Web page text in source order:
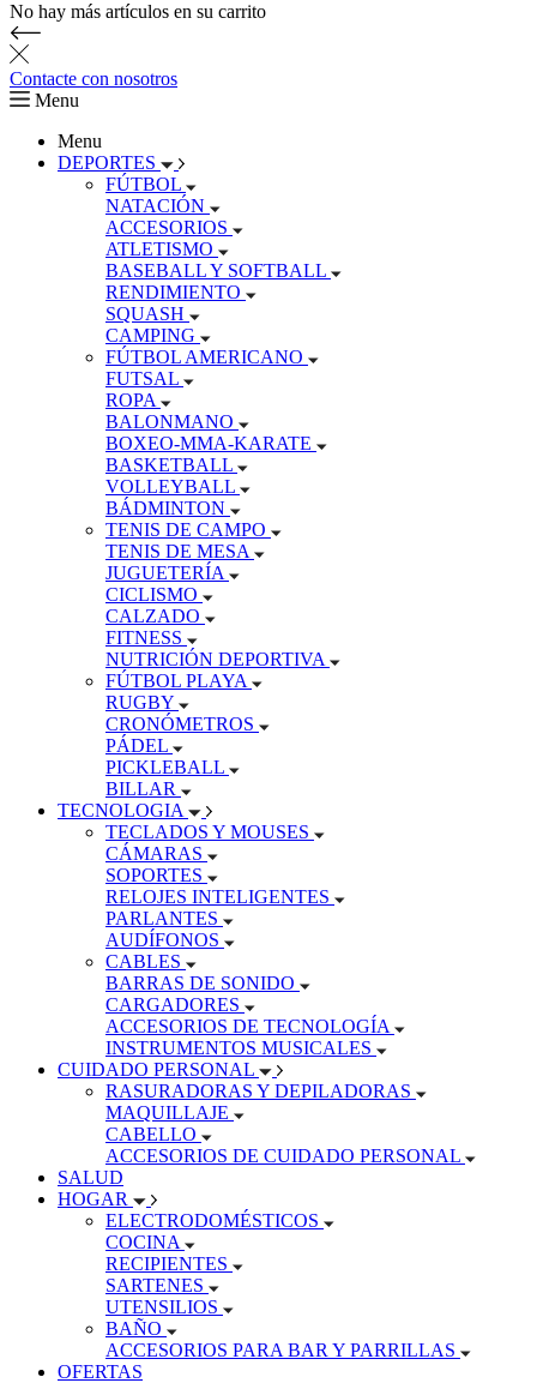
No hay más artículos en su carrito
Contacte con nosotros
Menu
Menu
DEPORTES
FÚTBOL
NATACIÓN
ACCESORIOS
ATLETISMO
BASEBALL Y SOFTBALL
RENDIMIENTO
SQUASH
CAMPING
FÚTBOL AMERICANO
FUTSAL
ROPA
BALONMANO
BOXEO-MMA-KARATE
BASKETBALL
VOLLEYBALL
BÁDMINTON
TENIS DE CAMPO
TENIS DE MESA
JUGUETERÍA
CICLISMO
CALZADO
FITNESS
NUTRICIÓN DEPORTIVA
FÚTBOL PLAYA
RUGBY
CRONÓMETROS
PÁDEL
PICKLEBALL
BILLAR
TECNOLOGIA
TECLADOS Y MOUSES
CÁMARAS
SOPORTES
RELOJES INTELIGENTES
PARLANTES
AUDÍFONOS
CABLES
BARRAS DE SONIDO
CARGADORES
ACCESORIOS DE TECNOLOGÍA
INSTRUMENTOS MUSICALES
CUIDADO PERSONAL
RASURADORAS Y DEPILADORAS
MAQUILLAJE
CABELLO
ACCESORIOS DE CUIDADO PERSONAL
SALUD
HOGAR
ELECTRODOMÉSTICOS
COCINA
RECIPIENTES
SARTENES
UTENSILIOS
BAÑO
ACCESORIOS PARA BAR Y PARRILLAS
OFERTAS